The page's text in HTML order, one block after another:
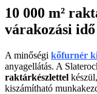
10 000 m²
várakozási idő
A minőségi kőfurnér
anyagellátás. A
raktárkészlettel
kiszámítható